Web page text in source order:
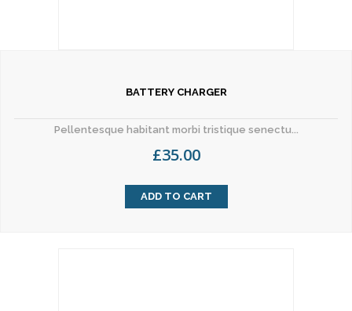
BATTERY CHARGER
Pellentesque habitant morbi tristique senectu...
£35.00
ADD TO CART